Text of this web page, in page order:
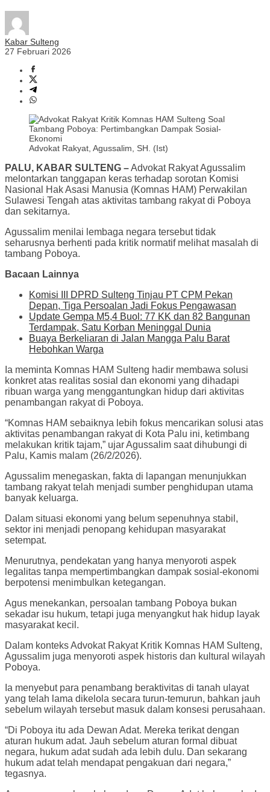
Kabar Sulteng
27 Februari 2026
Advokat Rakyat, Agussalim, SH. (Ist)
PALU, KABAR SULTENG –Advokat Rakyat Agussalim
melontarkan tanggapan keras terhadap sorotan Komisi
Nasional Hak Asasi Manusia (Komnas HAM) Perwakilan
Sulawesi Tengah atas aktivitas tambang rakyat di Poboya
dan sekitarnya.
Agussalim menilai lembaga negara tersebut tidak
seharusnya berhenti pada kritik normatif melihat masalah di
tambang Poboya.
Bacaan Lainnya
Komisi III DPRD Sulteng Tinjau PT CPM Pekan
Depan, Tiga Persoalan Jadi Fokus Pengawasan
Update Gempa M5,4 Buol: 77 KK dan 82 Bangunan
Terdampak, Satu Korban Meninggal Dunia
Buaya Berkeliaran di Jalan Mangga Palu Barat
Hebohkan Warga
Ia meminta Komnas HAM Sulteng hadir membawa solusi
konkret atas realitas sosial dan ekonomi yang dihadapi
ribuan warga yang menggantungkan hidup dari aktivitas
penambangan rakyat di Poboya.
“Komnas HAM sebaiknya lebih fokus mencarikan solusi atas
aktivitas penambangan rakyat di Kota Palu ini, ketimbang
melakukan kritik tajam,” ujar Agussalim saat dihubungi di
Palu, Kamis malam (26/2/2026).
Agussalim menegaskan, fakta di lapangan menunjukkan
tambang rakyat telah menjadi sumber penghidupan utama
banyak keluarga.
Dalam situasi ekonomi yang belum sepenuhnya stabil,
sektor ini menjadi penopang kehidupan masyarakat
setempat.
Menurutnya, pendekatan yang hanya menyoroti aspek
legalitas tanpa mempertimbangkan dampak sosial-ekonomi
berpotensi menimbulkan ketegangan.
Agus menekankan, persoalan tambang Poboya bukan
sekadar isu hukum, tetapi juga menyangkut hak hidup layak
masyarakat kecil.
Dalam konteks Advokat Rakyat Kritik Komnas HAM Sulteng,
Agussalim juga menyoroti aspek historis dan kultural wilayah
Poboya.
Ia menyebut para penambang beraktivitas di tanah ulayat
yang telah lama dikelola secara turun-temurun, bahkan jauh
sebelum wilayah tersebut masuk dalam konsesi perusahaan.
“Di Poboya itu ada Dewan Adat. Mereka terikat dengan
aturan hukum adat. Jauh sebelum aturan formal dibuat
negara, hukum adat sudah ada lebih dulu. Dan sekarang
hukum adat telah mendapat pengakuan dari negara,”
tegasnya.